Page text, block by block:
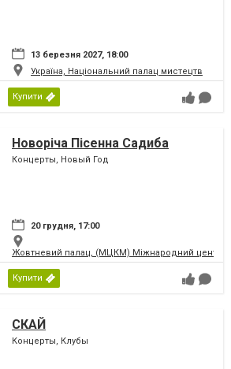
13 березня 2027, 18:00
Україна, Національний палац мистецтв
Купити
Новоріча Пісенна Садиба
Концерты, Новый Год
20 грудня, 17:00
Жовтневий палац, (МЦКМ) Міжнародний центр
Купити
СКАЙ
Концерты, Клубы